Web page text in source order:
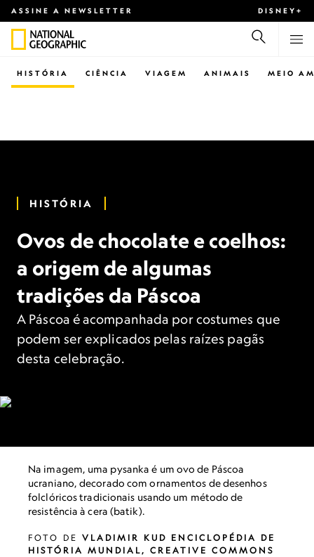
ASSINE A NEWSLETTER DISNEY+
CIÊNCIA VIAGEM ANIMAIS
HISTÓRIA MEIO
HISTÓRIA
Ovos de chocolate e coelhos:
a origem de algumas
tradições da Páscoa
A Páscoa é acompanhada por costumes que
podem ser explicados pelas raízes pagãs
desta celebração.
Na imagem, uma pysanka é um ovo de Páscoa
ucraniano, decorado com ornamentos de desenhos
folclóricos tradicionais usando um método de
resistência à cera (batik).
FOTO DE VLADIMIR KUD ENCICLOPÉDIA DE
HISTÓRIA MUNDIAL, CREATIVE COMMONS